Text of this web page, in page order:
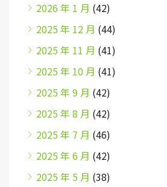
2026 年 1 月 (42)
2025 年 12 月 (44)
2025 年 11 月 (41)
2025 年 10 月 (41)
2025 年 9 月 (42)
2025 年 8 月 (42)
2025 年 7 月 (46)
2025 年 6 月 (42)
2025 年 5 月 (38)